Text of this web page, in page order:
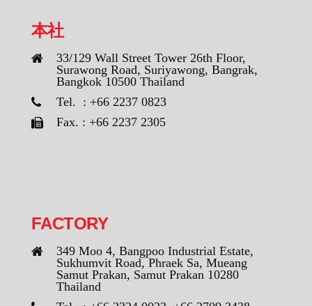
本社
33/129 Wall Street Tower 26th Floor,
Surawong Road, Suriyawong, Bangrak,
Bangkok 10500 Thailand
Tel. : +66 2237 0823
Fax. : +66 2237 2305
FACTORY
349 Moo 4, Bangpoo Industrial Estate,
Sukhumvit Road, Phraek Sa, Mueang
Samut Prakan, Samut Prakan 10280
Thailand